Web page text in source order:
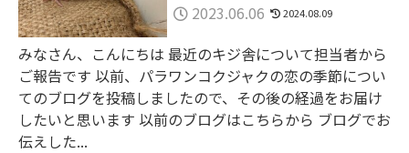
2023.06.06 2024.08.09
みなさん、こんにちは 最近のキジ舎について担当者から
ご報告です 以前、パラワンコクジャクの恋の季節につい
てのブログを投稿しましたので、その後の経過をお届け
したいと思います 以前のブログはこちらから ブログでお
伝えした...